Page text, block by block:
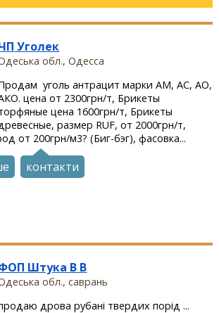
Уголек
обл., Одесса
уголь антрацит марки АМ, АС, АО,
цена от 2300грн/т, Брикеты
цена 1600грн/т, Брикеты
размер RUF, от 2000грн/т,
от 200грн/м3? (Биг-бэг), фасовка...
контакти
Штука В В
обл., саврань
дрова рубані твердих порід ...